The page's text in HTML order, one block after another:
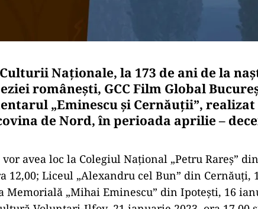
Naționale, la 173 de ani de la
românești, GCC Film Global
„Eminescu și Cernăuții”, realizat
de Nord, în perioada aprilie –
avea loc la Colegiul Național „Petru Rareș”
12,00; Liceul „Alexandru cel Bun” din Cernăuți,
Memorială „Mihai Eminescu” din Ipotești, 16